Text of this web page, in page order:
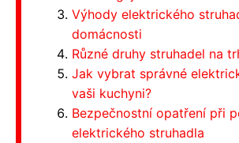
Výhody elektrického
domácnosti
Různé druhy struhadel na
Jak vybrat správné
vaši kuchyni?
Bezpečnostní opatření při
elektrického struhadla